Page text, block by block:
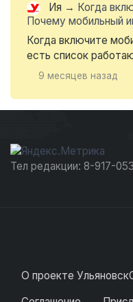
Ия → Когда
Почему мобильный
Когда включите
есть список
9 месяцев назад
Тел редакции: 8-917-
О проекте